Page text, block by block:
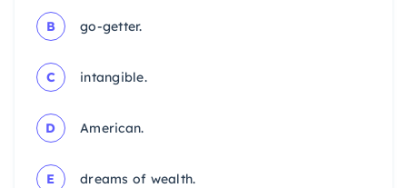
B go-getter.
C intangible.
D American.
E dreams of wealth.